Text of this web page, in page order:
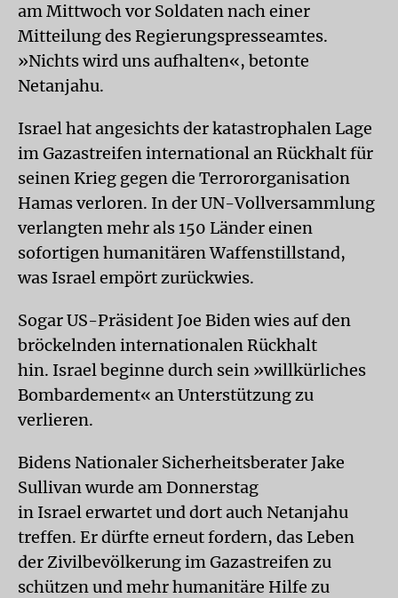
am Mittwoch vor Soldaten nach einer
Mitteilung des Regierungspresseamtes.
»Nichts wird uns aufhalten«, betonte
Netanjahu.
Israel hat angesichts der katastrophalen Lage
im Gazastreifen international an Rückhalt für
seinen Krieg gegen die Terrororganisation
Hamas verloren. In der UN-Vollversammlung
verlangten mehr als 150 Länder einen
sofortigen humanitären Waffenstillstand,
was Israel empört zurückwies.
Sogar US-Präsident Joe Biden wies auf den
bröckelnden internationalen Rückhalt
hin. Israel beginne durch sein »willkürliches
Bombardement« an Unterstützung zu
verlieren.
Bidens Nationaler Sicherheitsberater Jake
Sullivan wurde am Donnerstag
in Israel erwartet und dort auch Netanjahu
treffen. Er dürfte erneut fordern, das Leben
der Zivilbevölkerung im Gazastreifen zu
schützen und mehr humanitäre Hilfe zu